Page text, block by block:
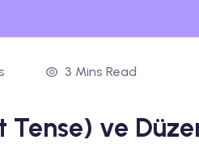
3 Mins Read
Tense) ve